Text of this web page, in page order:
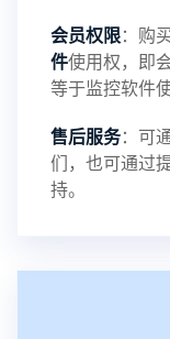
录文件改为自
提示：
提示1：为避免
件至本地请先切
会员权限：购
件使用权，即
等于监控软件
售后服务：可
们，也可通过
持。